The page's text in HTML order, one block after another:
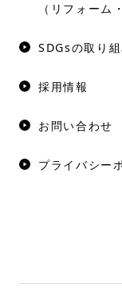
（リフォーム
SDGsの取り
採用情報
お問い合わせ
プライバシー